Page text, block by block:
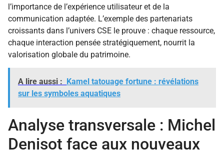
l’importance de l’expérience utilisateur et de la
communication adaptée. L’exemple des partenariats
croissants dans l’univers CSE le prouve : chaque ressource,
chaque interaction pensée stratégiquement, nourrit la
valorisation globale du patrimoine.
A lire aussi :
Kamel tatouage fortune : révélations
sur les symboles aquatiques
Analyse transversale : Michel
Denisot face aux nouveaux